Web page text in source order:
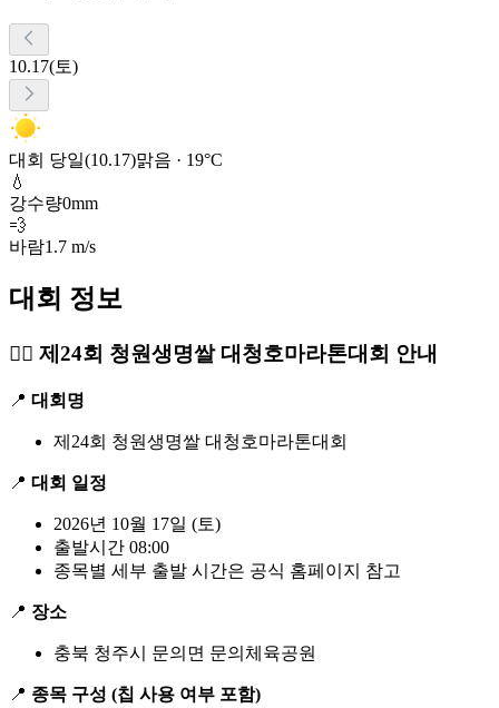
10.17(토)
대회 당일(10.17)맑음 · 19°C
💧
강수량0mm
💨
바람1.7 m/s
대회 정보
🏃‍♂️ 제24회 청원생명쌀 대청호마라톤대회 안내
📍 대회명
제24회 청원생명쌀 대청호마라톤대회
📍 대회 일정
2026년 10월 17일 (토)
출발시간 08:00
종목별 세부 출발 시간은 공식 홈페이지 참고
📍 장소
충북 청주시 문의면 문의체육공원
📍 종목 구성 (칩 사용 여부 포함)